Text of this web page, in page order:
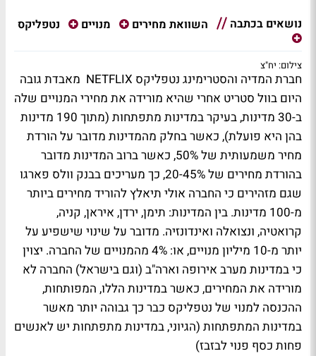
נושאים בכתבה השוואת מחירים מנויים נטפליקס
צילום: יח"צ
חברת המדיה והסטרימינג נטפליקס NETFLIX מאבדת גובה
היום בוול סטריט אחרי שהיא מורידה את מחירי המנויים שלה
ב-30 מדינות, בעיקר במדינות מתפתחות (מתוך 190 מדינות
בהן היא פועלת), כאשר בחלק מהמדינות מדובר על הורדת
מחיר משמעותית של 50%, כאשר ברוב המדינות מדובר
בהורדת מחירים של 20-45%, כך מעריכים בבנק וולס פארגו
שגם מזהירים כי החברה אולי תיאלץ להוריד מחירים ביותר
מ-100 מדינות. בין המדינות: תימן, ירדן, איראן, קניה,
קרואטיה, ונצואלה ואינדונזיה. מדובר על שינוי שישפיע על
יותר מ-10 מיליון מנויים, או: 4% מהמנויים של החברה. יצוין
כי במדינות מערב אירופה וארה"ב (וגם בישראל) החברה לא
מורידה את המחירים, כאשר במדינות הללו, המפותחות,
ההכנסה למנוי של נטפליקס כבר כך גבוהה יותר מאשר
במדינות המתפתחות (הגיוני, במדינות מתפתחות יש לאנשים
פחות כסף פנוי לבזבז)